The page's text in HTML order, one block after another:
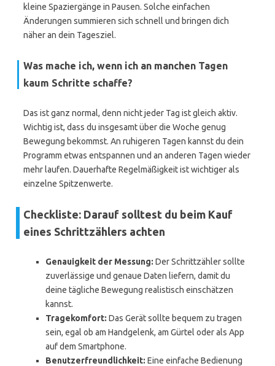
kleine Spaziergänge in Pausen. Solche einfachen
Änderungen summieren sich schnell und bringen dich
näher an dein Tagesziel.
Was mache ich, wenn ich an manchen Tagen
kaum Schritte schaffe?
Das ist ganz normal, denn nicht jeder Tag ist gleich aktiv.
Wichtig ist, dass du insgesamt über die Woche genug
Bewegung bekommst. An ruhigeren Tagen kannst du dein
Programm etwas entspannen und an anderen Tagen wieder
mehr laufen. Dauerhafte Regelmäßigkeit ist wichtiger als
einzelne Spitzenwerte.
Checkliste: Darauf solltest du beim Kauf
eines Schrittzählers achten
Genauigkeit der Messung: Der Schrittzähler sollte
zuverlässige und genaue Daten liefern, damit du
deine tägliche Bewegung realistisch einschätzen
kannst.
Tragekomfort: Das Gerät sollte bequem zu tragen
sein, egal ob am Handgelenk, am Gürtel oder als App
auf dem Smartphone.
Benutzerfreundlichkeit: Eine einfache Bedienung